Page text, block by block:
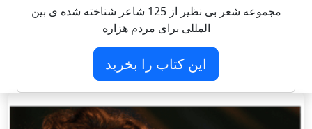
مجموعه شعر بی نظیر از 125 شاعر شناخته شده ی بین
المللی برای مردم هزاره
این کتاب را بخرید